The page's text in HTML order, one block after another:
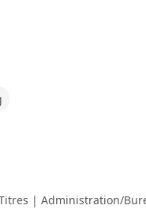
| Administration/